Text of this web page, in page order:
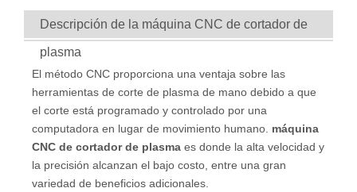
Descripción de la máquina CNC de cortador de
plasma
El método CNC proporciona una ventaja sobre las
herramientas de corte de plasma de mano debido a que
el corte está programado y controlado por una
computadora en lugar de movimiento humano. máquina
CNC de cortador de plasma es donde la alta velocidad y
la precisión alcanzan el bajo costo, entre una gran
variedad de beneficios adicionales.